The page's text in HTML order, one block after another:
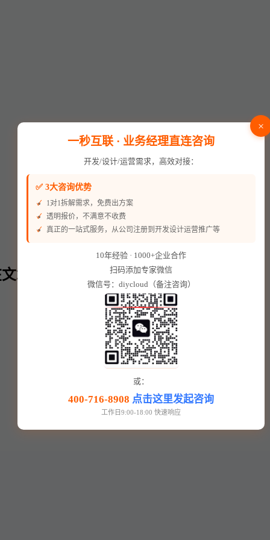
章内⬇️
×
一秒互联 · 业务经理直连咨询
开发/设计/运营需求，高效对接：
✅ 3大咨询优势
1对1拆解需求，免费出方案
透明报价，不满意不收费
真正的一站式服务，从公司注册到开发设计运营推广等
10年经验 · 1000+企业合作
扫码添加专家微信
微信号：diycloud（备注咨询）
或：
400-716-8908 点击这里发起咨询
工作日9:00-18:00 快速响应